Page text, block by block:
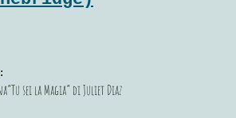
“Tu sei la Magia” di Juliet Diaz